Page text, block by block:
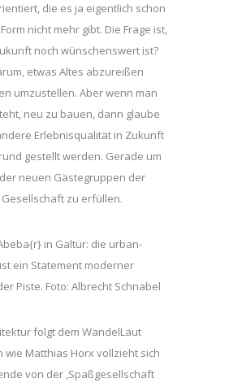
die es ja eigentlich schon
nicht mehr gibt. Die Frage ist,
noch wünschenswert ist?
etwas Altes abzureißen
umzustellen. Aber wenn man
neu zu bauen, dann glaube
Erlebnisqualität in Zukunft
gestellt werden. Gerade um
neuen Gästegruppen der
zu erfüllen.
in Galtür: die urban-
ein Statement moderner
Piste. Foto: Albrecht Schnabel
folgt dem WandelLaut
wie Matthias Horx vollzieht sich
von der ,Spaßgesellschaft